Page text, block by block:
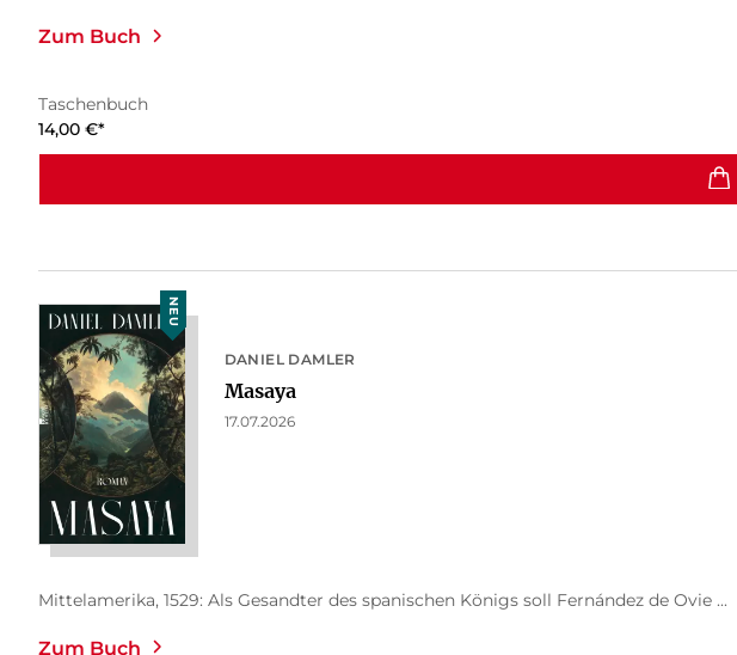
Zum Buch
Taschenbuch
14,00 €*
NEU
DANIEL DAMLER
Masaya
17.07.2026
Mittelamerika, 1529: Als Gesandter des spanischen Königs soll Fernández de Ovie ...
Zum Buch